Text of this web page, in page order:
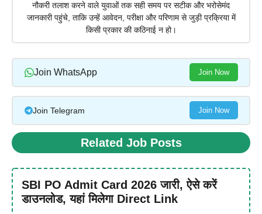
नौकरी तलाश करने वाले युवाओं तक सही समय पर सटीक और भरोसेमंद
जानकारी पहुंचे, ताकि उन्हें आवेदन, परीक्षा और परिणाम से जुड़ी प्रक्रिया में
किसी प्रकार की कठिनाई न हो।
Join WhatsApp Join Now
Join Telegram Join Now
Related Job Posts
SBI PO Admit Card 2026 जारी, ऐसे करें
डाउनलोड, यहां मिलेगा Direct Link